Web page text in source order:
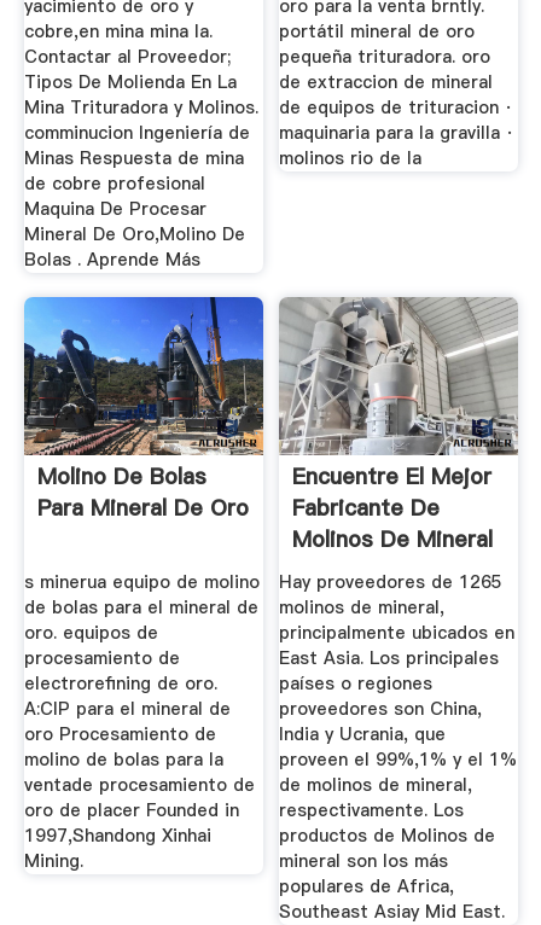
yacimiento de oro y
cobre,en mina mina la.
Contactar al Proveedor;
Tipos De Molienda En La
Mina Trituradora y Molinos.
comminucion Ingeniería de
Minas Respuesta de mina
de cobre profesional
Maquina De Procesar
Mineral De Oro,Molino De
Bolas . Aprende Más
oro para la venta brntly.
portátil mineral de oro
pequeña trituradora. oro
de extraccion de mineral
de equipos de trituracion ·
maquinaria para la gravilla ·
molinos rio de la
Molino De Bolas
Para Mineral De Oro
s minerua equipo de molino
de bolas para el mineral de
oro. equipos de
procesamiento de
electrorefining de oro.
A:CIP para el mineral de
oro Procesamiento de
molino de bolas para la
ventade procesamiento de
oro de placer Founded in
1997,Shandong Xinhai
Mining.
Encuentre El Mejor
Fabricante De
Molinos De Mineral
Y ...
Hay proveedores de 1265
molinos de mineral,
principalmente ubicados en
East Asia. Los principales
países o regiones
proveedores son China,
India y Ucrania, que
proveen el 99%,1% y el 1%
de molinos de mineral,
respectivamente. Los
productos de Molinos de
mineral son los más
populares de Africa,
Southeast Asiay Mid East.